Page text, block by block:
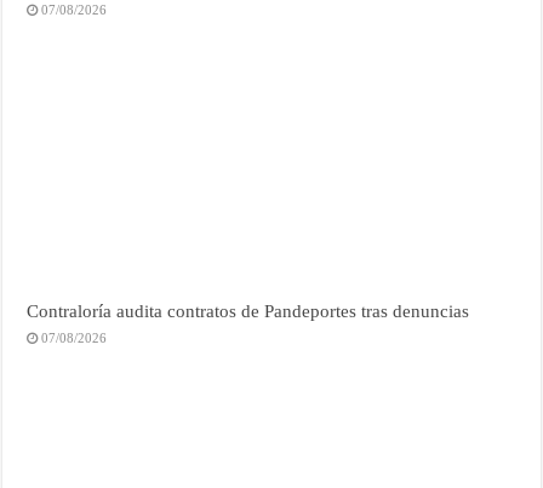
07/08/2026
Contraloría audita contratos de Pandeportes tras denuncias
07/08/2026